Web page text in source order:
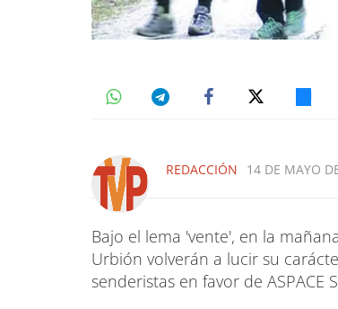
REDACCIÓN 14 DE MAYO
Bajo el lema 'vente', en la
Urbión volverán a lucir su
senderistas en favor de ASPACE